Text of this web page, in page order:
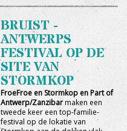
BRUIST -
ANTWERPS
FESTIVAL OP DE
SITE VAN
STORMKOP
FroeFroe en Stormkop en Part of
Antwerp/Zanzibarmaken een
tweede keer een top-familie-
festival op de lokatie van